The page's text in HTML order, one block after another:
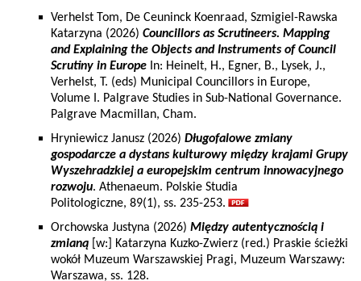
Verhelst Tom, De Ceuninck Koenraad, Szmigiel-Rawska
Katarzyna (2026) Councillors as Scrutineers. Mapping
and Explaining the Objects and Instruments of Council
Scrutiny in Europe In: Heinelt, H., Egner, B., Lysek, J.,
Verhelst, T. (eds) Municipal Councillors in Europe,
Volume I. Palgrave Studies in Sub-National Governance.
Palgrave Macmillan, Cham.
Hryniewicz Janusz (2026) Długofalowe zmiany
gospodarcze a dystans kulturowy między krajami Grupy
Wyszehradzkiej a europejskim centrum innowacyjnego
rozwoju. Athenaeum. Polskie Studia
Politologiczne, 89(1), ss. 235-253.
Orchowska Justyna (2026) Między autentycznością i
zmianą [w:] Katarzyna Kuzko-Zwierz (red.) Praskie ścieżki
wokół Muzeum Warszawskiej Pragi, Muzeum Warszawy:
Warszawa, ss. 128.